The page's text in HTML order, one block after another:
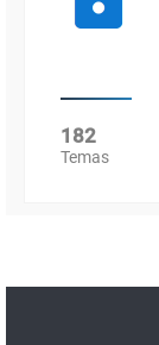
182
Temas